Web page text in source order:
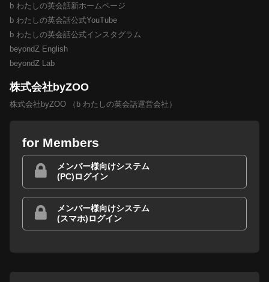
b わたしの英会話新ホームページ
b わたしの英会話公式YouTube
b わたしの英会話公式インスタグラム
beyondZ English
beyondZ Lab
株式会社byZOO
株式会社byZOO （b わたしの英会話運営会社）
for Members
メンバー様向けシステム
(PC)ログイン
メンバー様向けシステム
(スマホ)ログイン